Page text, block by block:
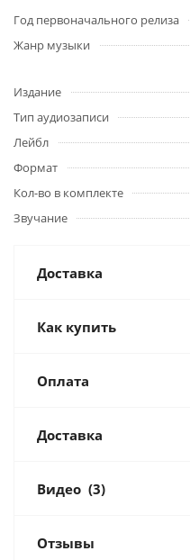
Год первоначального релиза
Жанр музыки
Издание
Тип аудиозаписи
Лейбл
Формат
Кол-во в комплекте
Звучание
Доставка
Как купить
Оплата
Доставка
Видео (3)
Отзывы